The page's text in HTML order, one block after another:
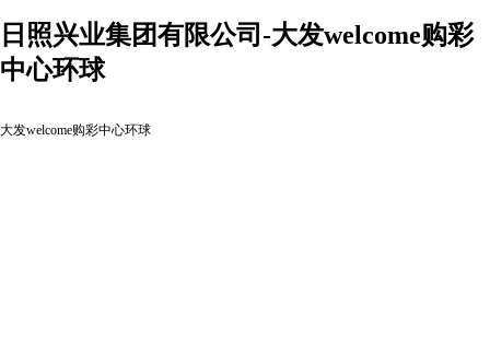
日照兴业集团有限公司-大发welcome购彩
中心环球
大发welcome购彩中心环球